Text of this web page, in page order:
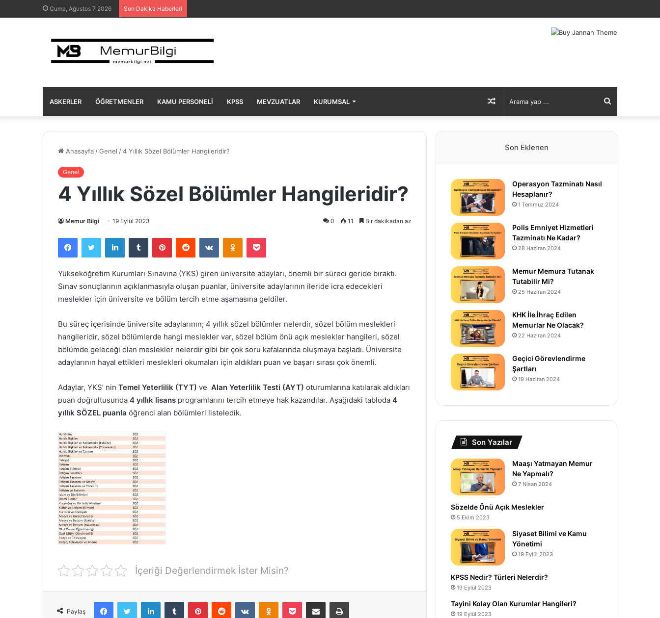
Cuma, Ağustos 7 2026 Son Dakika Haberleri
ASKERLER ÖĞRETMENLER KAMU PERSONELI KPSS MEVZUATLAR KURUMSAL
yap
Rastgele
Makale
Anasayfa /Genel /4 Yıllık Sözel Bölümler Hangileridir?
Genel
4 Yıllık Sözel Bölümler Hangileridir?
Memur Bilgi 19 Eylül 2023 0 11 Bir dakikadan az
FacebookTwitter LinkedInTumblr PinterestReddit VKontakteOdnoklassniki
Pocket
Yükseköğretim Kurumları Sınavına (YKS) giren üniversite adayları, önemli bir süreci geride bıraktı.
Sınav sonuçlarının açıklanmasıyla oluşan puanlar, üniversite adaylarının ileride icra edecekleri
meslekler için üniversite ve bölüm tercih etme aşamasına geldiler.
Bu süreç içerisinde üniversite adaylarının; 4 yıllık sözel bölümler nelerdir, sözel bölüm meslekleri
hangileridir, sözel bölümlerde hangi meslekler var, sözel bölüm önü açık meslekler hangileri, sözel
bölümde geleceği olan meslekler nelerdir gibi bir çok soru kafalarında oluşmaya başladı. Üniversite
adaylarının hayal ettikleri meslekleri okumaları için aldıkları puan ve başarı sırası çok önemli.
Adaylar, YKS’ nin Temel Yeterlilik (TYT) ve Alan Yeterlilik Testi (AYT) oturumlarına katılarak aldıkları
puan doğrultusunda 4 yıllık lisans programlarını tercih etmeye hak kazandılar. Aşağıdaki tabloda 4
yıllık SÖZEL puanla öğrenci alan bölümleri listeledik.
İçeriği Değerlendirmek İster Misin?
Paylaş
FacebookTwitter LinkedInTumblr PinterestReddit VKontakteOdnoklassniki
Pocket E-Posta ile paylaş Yazdır
Son Eklenen
Operasyon Tazminatı Nasıl
Hesaplanır?
1 Temmuz 2024
Polis Emniyet Hizmetleri
Tazminatı Ne Kadar?
28 Haziran 2024
Memur Memura Tutanak
Tutabilir Mi?
25 Haziran 2024
KHK İle İhraç Edilen
Memurlar Ne Olacak?
22 Haziran 2024
Geçici Görevlendirme
Şartları
19 Haziran 2024
Son Yazılar
Maaşı Yatmayan Memur
Ne Yapmalı?
7 Nisan 2024
Sözelde Önü Açık Meslekler
5 Ekim 2023
Siyaset Bilimi ve Kamu
Yönetimi
19 Eylül 2023
KPSS Nedir? Türleri Nelerdir?
19 Eylül 2023
Tayini Kolay Olan Kurumlar Hangileri?
19 Eylül 2023